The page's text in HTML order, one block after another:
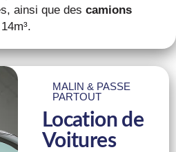
ainsi que des camions
MALIN & PASSE
PARTOUT
Location de
Voitures